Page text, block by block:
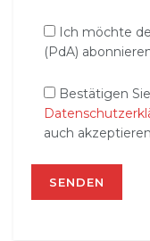
Ich möchte
(PdA)
Bestätigen
auch